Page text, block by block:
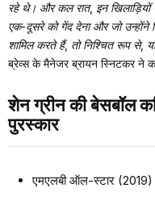
रहे थे। और कल रात, इन खिलाड़ियों
एक-दूसरे को गेंद देना और जो उन्होंने
शामिल करते हैं, तो निश्चित रूप से,
ब्रेव्स के मैनेजर ब्रायन स्निटकर ने
शेन ग्रीन की बेसबॉल
पुरस्कार
एमएलबी ऑल-स्टार (2019)